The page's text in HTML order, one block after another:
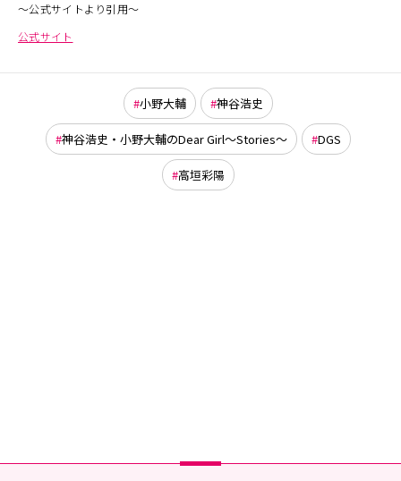
〜公式サイトより引用〜
公式サイト
小野大輔 神谷浩史
神谷浩史・小野大輔のDear Girl～Stories～ DGS
高垣彩陽